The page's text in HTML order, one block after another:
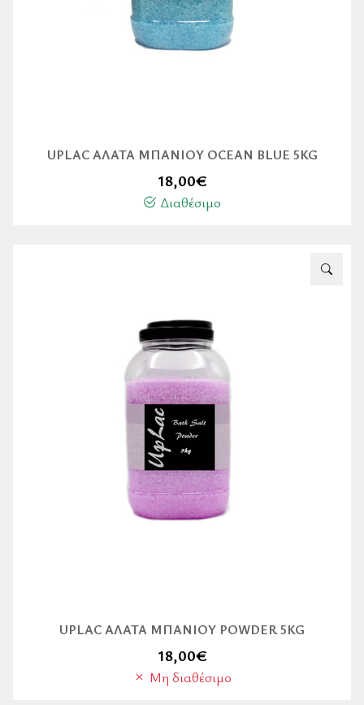
UPLAC ΆΛΑΤΑ ΜΠΆΝΙΟΥ OCEAN BLUE 5KG
18,00€
Διαθέσιμο
UPLAC ΆΛΑΤΑ ΜΠΆΝΙΟΥ POWDER 5KG
18,00€
Μη διαθέσιμο